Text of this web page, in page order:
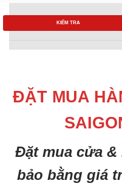
KIỂM TRA
ĐẶT MUA
Đặt mua cửa
bảo bằng giá